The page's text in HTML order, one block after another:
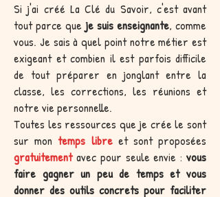
Si j'ai créé La Clé du Savoir, c'est avant
tout parce que je suis enseignante, comme
vous. Je sais à quel point notre métier est
exigeant et combien il est parfois difficile
de tout préparer en jonglant entre la
classe, les corrections, les réunions et
notre vie personnelle.
Toutes les ressources que je crée le sont
sur montemps libreet sont proposées
gratuitementavec pour seule envie : vous
faire gagner un peu de temps et vous
donner des outils concrets pour faciliter